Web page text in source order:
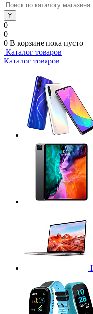
0
0
0 В корзине пока пусто
Каталог товаров
Каталог товаров